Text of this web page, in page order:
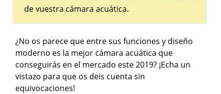
de vuestra cámara acuática.
¿No os parece que entre sus funciones y diseño
moderno es la mejor cámara acuática que
conseguirás en el mercado este 2019? ¡Echa un
vistazo para que os deis cuenta sin
equivocaciones!